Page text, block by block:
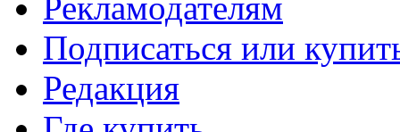
Рекламодателям
Подписаться или
Редакция